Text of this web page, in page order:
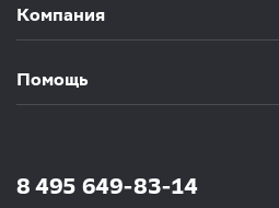
Компания
Помощь
8 495 649-83-14